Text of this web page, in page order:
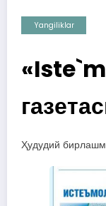
Yangiliklar
Ҳудудий